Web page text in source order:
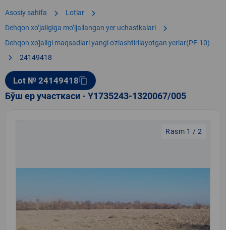
Asosiy sahifa chevron_right Lotlar chevron_right
Dehqon xoʼjaligiga moʼljallangan yer uchastkalari chevron_right
Dehqon xo'jaligi maqsadlari yangi o'zlashtirilayotgan yerlar(PF-10)
chevron_right 24149418
Lot № 24149418content_copy
Бўш ер участкаси - Y1735243-1320067/005
Rasm 1 / 2